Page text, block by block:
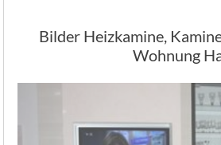
Bilder Heizkamine,
Wohnung